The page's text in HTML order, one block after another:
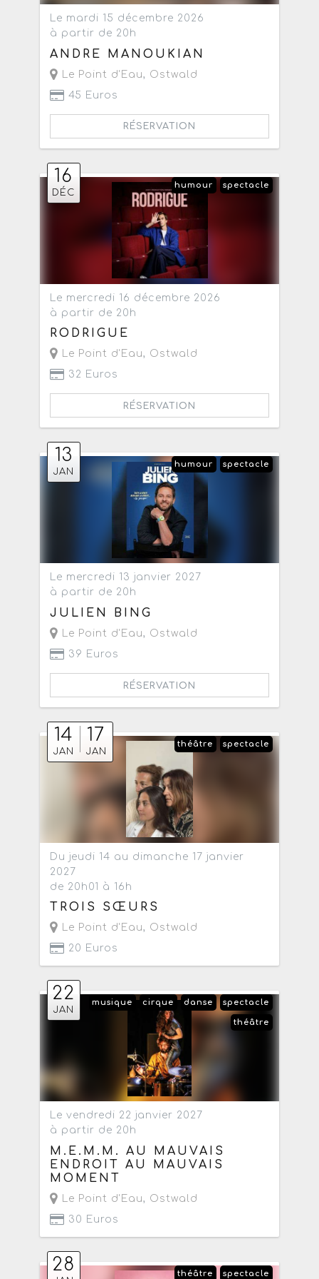
Le mardi 15 décembre 2026
à partir de 20h
ANDRE MANOUKIAN
Le Point d'Eau, Ostwald
45 Euros
RÉSERVATION
16
DÉC
spectacle
humour
Le mercredi 16 décembre 2026
à partir de 20h
RODRIGUE
Le Point d'Eau, Ostwald
32 Euros
RÉSERVATION
13
JAN
spectacle
humour
Le mercredi 13 janvier 2027
à partir de 20h
JULIEN BING
Le Point d'Eau, Ostwald
39 Euros
RÉSERVATION
14
JAN
17
JAN
spectacle
théâtre
Du jeudi 14 au dimanche 17 janvier
2027
de 20h01 à 16h
TROIS SŒURS
Le Point d'Eau, Ostwald
20 Euros
22
JAN
spectacle
danse
cirque
musique
théâtre
Le vendredi 22 janvier 2027
à partir de 20h
M.E.M.M. AU MAUVAIS
ENDROIT AU MAUVAIS
MOMENT
Le Point d'Eau, Ostwald
30 Euros
28 spectacle
théâtre